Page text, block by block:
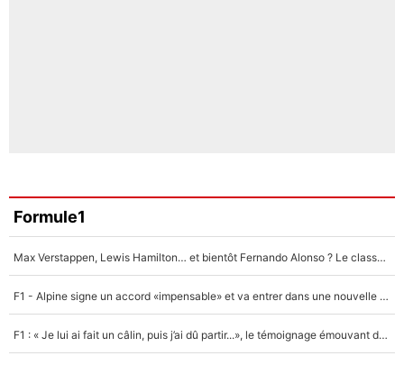
Formule1
Max Verstappen, Lewis Hamilton… et bientôt Fernando Alonso ? Le classement des pilotes les mieux payés en Formule 1 risque de changer !
F1 - Alpine signe un accord «impensable» et va entrer dans une nouvelle dimension : Grande nouvelle pour Pierre Gasly !
F1 : « Je lui ai fait un câlin, puis j’ai dû partir...», le témoignage émouvant de Max Verstappen sur sa fille